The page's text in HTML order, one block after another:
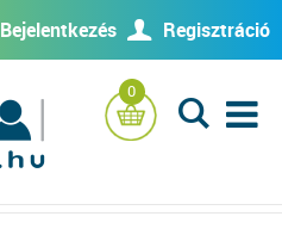
Bejelentkezés U Regisztráció
0
L